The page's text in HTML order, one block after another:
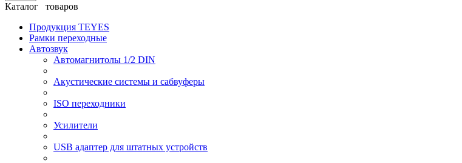
Каталог товаров
Продукция TEYES
Рамки переходные
Автозвук
Автомагнитолы 1/2 DIN
Акустические системы и сабвуферы
ISO переходники
Усилители
USB адаптер для штатных устройств